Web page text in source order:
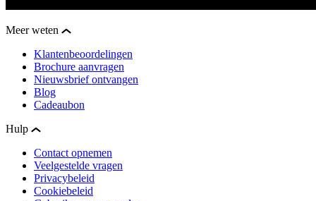
Meer weten
Klantenbeoordelingen
Brochure aanvragen
Nieuwsbrief ontvangen
Blog
Cadeaubon
Hulp
Contact opnemen
Veelgestelde vragen
Privacybeleid
Cookiebeleid